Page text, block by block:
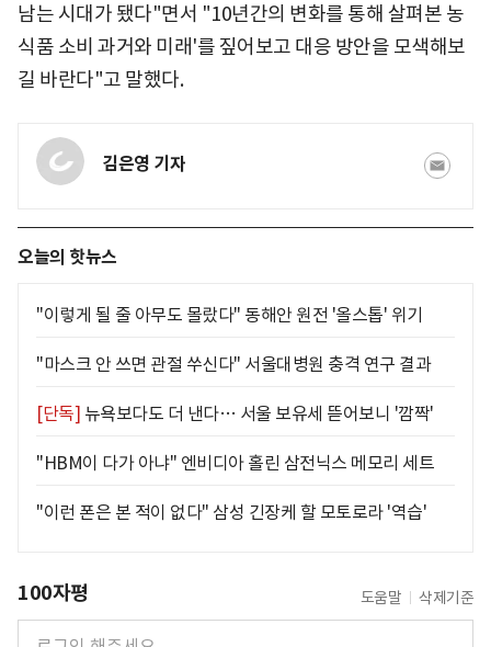
남는 시대가 됐다"면서 "10년간의 변화를 통해 살펴본 농
식품 소비 과거와 미래'를 짚어보고 대응 방안을 모색해보
길 바란다"고 말했다.
김은영 기자
오늘의 핫뉴스
"이렇게 될 줄 아무도 몰랐다" 동해안 원전 '올스톱' 위기
"마스크 안 쓰면 관절 쑤신다" 서울대병원 충격 연구 결과
[단독] 뉴욕보다도 더 낸다… 서울 보유세 뜯어보니 '깜짝'
"HBM이 다가 아냐" 엔비디아 홀린 삼전닉스 메모리 세트
"이런 폰은 본 적이 없다" 삼성 긴장케 할 모토로라 '역습'
100자평 도움말 삭제기준